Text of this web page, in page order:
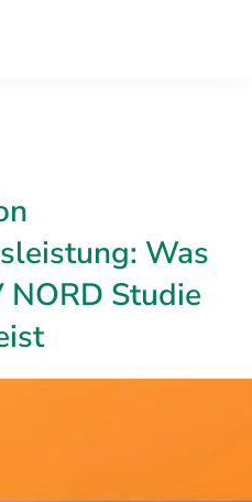
Was
NORD Studie